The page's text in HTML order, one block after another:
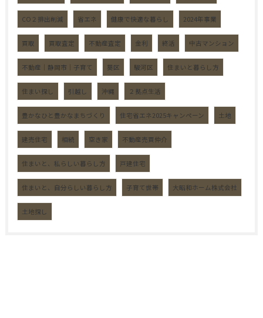
CO２排出削減 省エネ 健康で快適な暮らし 2024年事業
買取 買取査定 不動産査定 金利 終活 中古マンション
不動産｜静岡市｜子育て 葵区 駿河区 住まいと暮らし方
住まい探し 引越し 沖縄 ２拠点生活
豊かなひと豊かなまちづくり 住宅省エネ2025キャンペーン 土地
建売住宅 相続 空き家 不動産売買仲介
住まいと、私らしい暮らし方 戸建住宅
住まいと、自分らしい暮らし方 子育て世帯 大昭和ホーム株式会社
土地探し